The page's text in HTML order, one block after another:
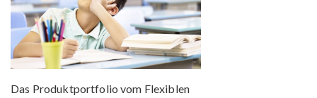
Das Produktportfolio vom Flexiblen